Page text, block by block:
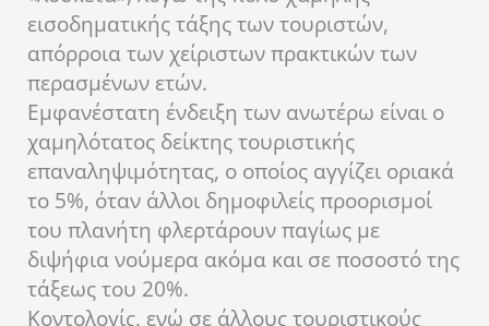
εισοδηματικής τάξης των τουριστών,
απόρροια των χείριστων πρακτικών των
περασμένων ετών.
Εμφανέστατη ένδειξη των ανωτέρω είναι ο
χαμηλότατος δείκτης τουριστικής
επαναληψιμότητας, ο οποίος αγγίζει οριακά
το 5%, όταν άλλοι δημοφιλείς προορισμοί
του πλανήτη φλερτάρουν παγίως με
διψήφια νούμερα ακόμα και σε ποσοστό της
τάξεως του 20%.
Κοντολογίς, ενώ σε άλλους τουριστικούς